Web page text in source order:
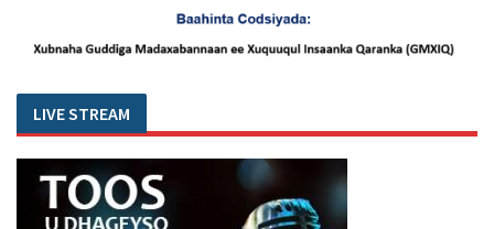
LIVE STREAM